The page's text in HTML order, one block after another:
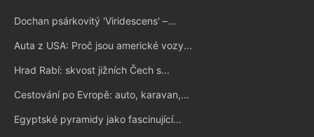
Dochan psárkovitý 'Viridescens' –...
Auta z USA: Proč jsou americké vozy...
Hrad Rabí: skvost jižních Čech s...
Cestování po Evropě: auto, karavan,...
Egyptské pyramidy jako fascinující...